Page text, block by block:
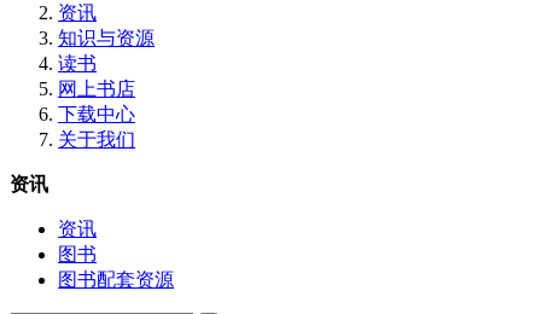
资讯
知识与资源
读书
网上书店
下载中心
关于我们
资讯
资讯
图书
图书配套资源